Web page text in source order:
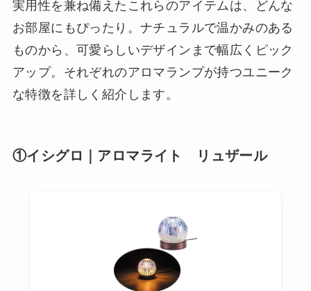
実用性を兼ね備えたこれらのアイテムは、どんな
お部屋にもぴったり。ナチュラルで温かみのある
ものから、可愛らしいデザインまで幅広くピック
アップ。それぞれのアロマランプが持つユニーク
な特徴を詳しく紹介します。
①イシグロ｜アロマライト リュザール